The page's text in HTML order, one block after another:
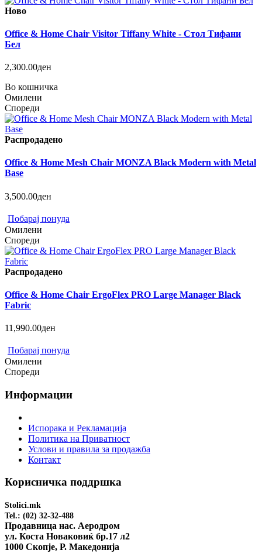
Ново
Office & Home Chair Visitor Tiffany White - Стол Тифани
Бел
2,300.00ден
Во кошничка
Омилени
Спореди
Распродадено
Office & Home Mesh Chair MONZA Black Modern with Metal
Base
3,500.00ден
Побарај понуда
Омилени
Спореди
Распродадено
Office & Home Chair ErgoFlex PRO Large Manager Black
Fabric
11,990.00ден
Побарај понуда
Омилени
Спореди
Информации
Испорака и Рекламација
Политика на Приватност
Услови и правила за продажба
Контакт
Корисничка поддршка
Stolici.mk
Tel.: (02) 32-32-488
Продавница нас. Аеродром
ул. Коста Новаковиќ бр.17 л2
1000 Скопје, Р. Македонија